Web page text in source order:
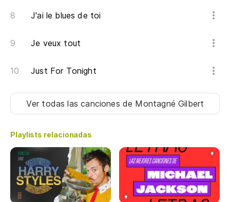
J'ai le blues de toi
Je veux tout
Just For Tonight
Ver todas las canciones de Montagné Gilbert
Playlists relacionadas